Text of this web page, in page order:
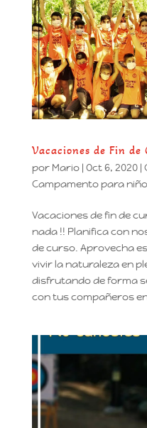
Vacaciones de Fin de
por Mario| Oct 6, 2020|
Campamento para
Vacaciones de fin de
nada !! Planifica con
de curso. Aprovecha
vivir la naturaleza en
disfrutando de forma
con tus compañeros